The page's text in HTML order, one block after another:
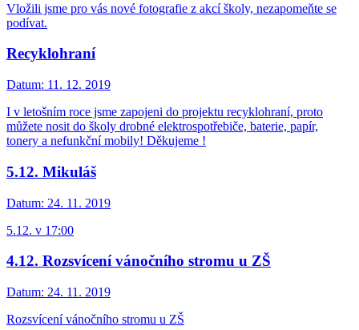
Vložili jsme pro vás nové fotografie z akcí školy, nezapomeňte se
podívat.
Recyklohraní
Datum: 11. 12. 2019
I v letošním roce jsme zapojeni do projektu recyklohraní, proto
můžete nosit do školy drobné elektrospotřebiče, baterie, papír,
tonery a nefunkční mobily! Děkujeme !
5.12. Mikuláš
Datum: 24. 11. 2019
5.12. v 17:00
4.12. Rozsvícení vánočního stromu u ZŠ
Datum: 24. 11. 2019
Rozsvícení vánočního stromu u ZŠ